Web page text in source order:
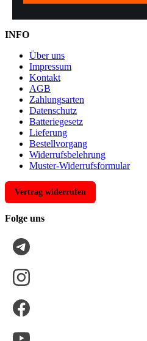
INFO
Über uns
Impressum
Kontakt
AGB
Zahlungsarten
Datenschutz
Batteriegesetz
Lieferung
Bestellvorgang
Widerrufsbelehrung
Muster-Widerrufsformular
Vertrag widerrufen
Folge uns